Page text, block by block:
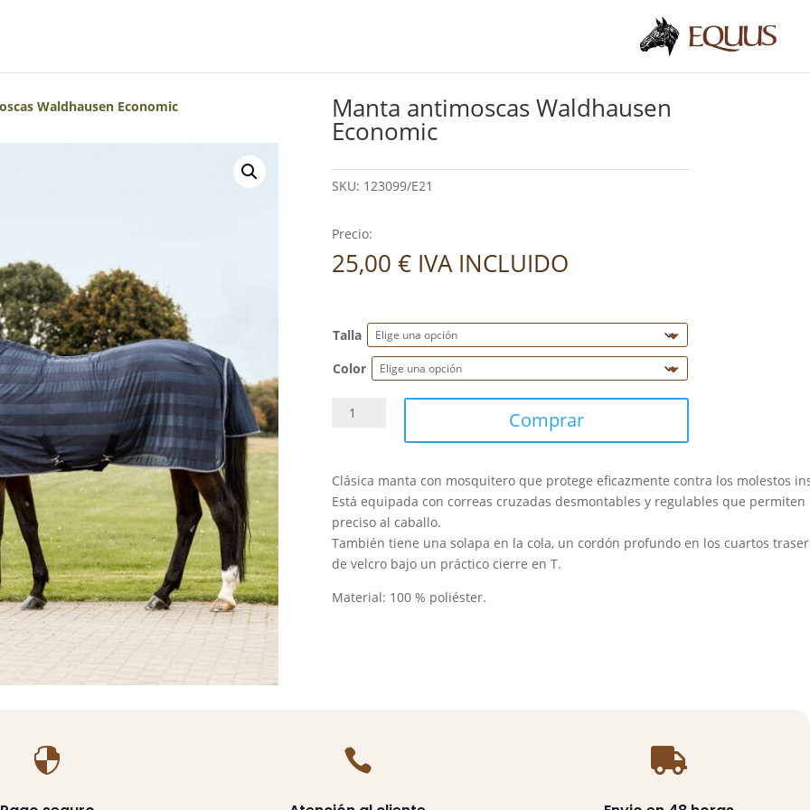
Waldhausen Economic Manta antimoscas Waldhausen
Economic
SKU: 123099/E21
Precio:
25,00 € IVA INCLUIDO
Talla
Color
Manta
Waldhausen
cantidad
Comprar
Clásica manta con mosquitero que protege eficazmente contra los molestos
Está equipada con correas cruzadas desmontables y regulables que
preciso al caballo.
También tiene una solapa en la cola, un cordón profundo en los cuartos
de velcro bajo un práctico cierre en T.
Material: 100 % poliéster.
  